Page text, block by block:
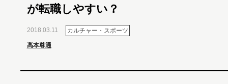
が転職しやすい？
2018.03.11 カルチャー・スポーツ
高本尊通